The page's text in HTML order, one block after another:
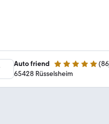
Auto friend 5 Sterne (86
65428 Rüsselsheim